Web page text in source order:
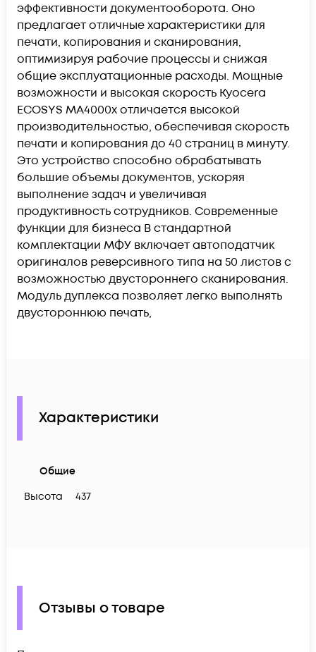
эффективности документооборота. Оно
предлагает отличные характеристики для
печати, копирования и сканирования,
оптимизируя рабочие процессы и снижая
общие эксплуатационные расходы. Мощные
возможности и высокая скорость Kyocera
ECOSYS MA4000x отличается высокой
производительностью, обеспечивая скорость
печати и копирования до 40 страниц в минуту.
Это устройство способно обрабатывать
большие объемы документов, ускоряя
выполнение задач и увеличивая
продуктивность сотрудников. Современные
функции для бизнеса В стандартной
комплектации МФУ включает автоподатчик
оригиналов реверсивного типа на 50 листов с
возможностью двустороннего сканирования.
Модуль дуплекса позволяет легко выполнять
двустороннюю печать,
Характеристики
Общие
Высота
437
Отзывы о товаре